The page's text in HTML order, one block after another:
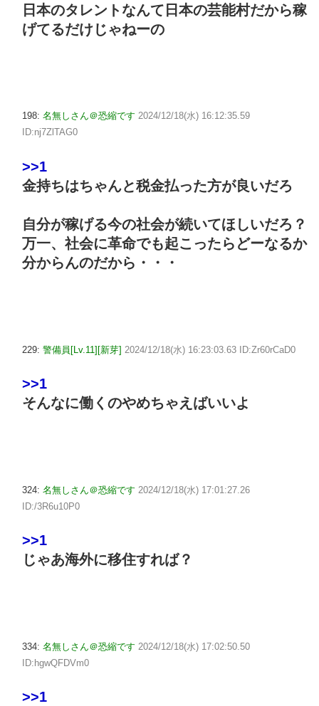
日本のタレントなんて日本の芸能村だから稼
げてるだけじゃねーの
198: 名無しさん＠恐縮です 2024/12/18(水) 16:12:35.59
ID:nj7ZlTAG0
>>1
金持ちはちゃんと税金払った方が良いだろ
自分が稼げる今の社会が続いてほしいだろ？
万一、社会に革命でも起こったらどーなるか
分からんのだから・・・
229: 警備員[Lv.11][新芽] 2024/12/18(水) 16:23:03.63 ID:Zr60rCaD0
>>1
そんなに働くのやめちゃえばいいよ
324: 名無しさん＠恐縮です 2024/12/18(水) 17:01:27.26
ID:/3R6u10P0
>>1
じゃあ海外に移住すれば？
334: 名無しさん＠恐縮です 2024/12/18(水) 17:02:50.50
ID:hgwQFDVm0
>>1